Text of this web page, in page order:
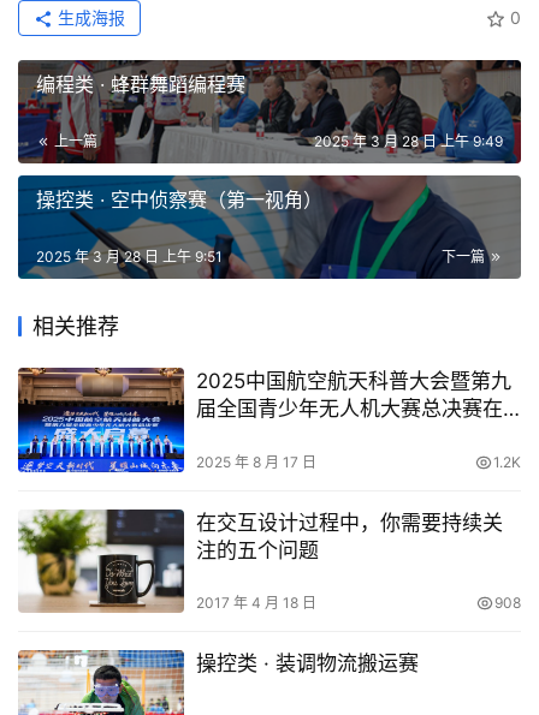
0
生成海报
编程类 · 蜂群舞蹈编程赛
上一篇 2025 年 3 月 28 日 上午 9:49
操控类 · 空中侦察赛（第一视角）
下一篇
2025 年 3 月 28 日 上午 9:51
相关推荐
2025中国航空航天科普大会暨第九
届全国青少年无人机大赛总决赛在
2025 年 8 月 17 日 1.2K
在交互设计过程中，你需要持续关
注的五个问题
2017 年 4 月 18 日 908
操控类 · 装调物流搬运赛